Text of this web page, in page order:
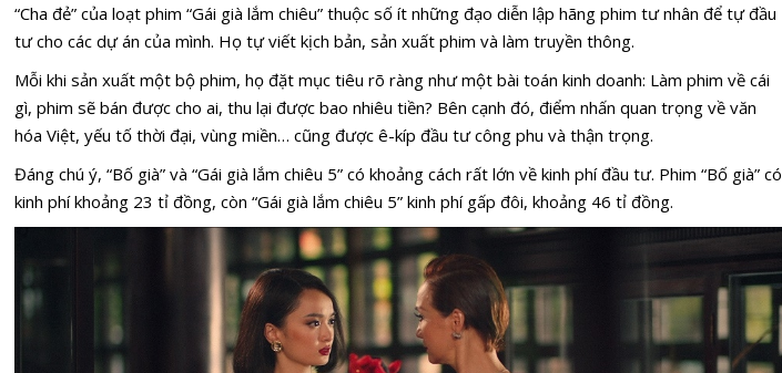
“Cha đẻ” của loạt phim “Gái già lắm chiêu” thuộc số ít những đạo diễn lập hãng phim tư nhân để tự đầu
tư cho các dự án của mình. Họ tự viết kịch bản, sản xuất phim và làm truyền thông.
Mỗi khi sản xuất một bộ phim, họ đặt mục tiêu rõ ràng như một bài toán kinh doanh: Làm phim về cái
gì, phim sẽ bán được cho ai, thu lại được bao nhiêu tiền? Bên cạnh đó, điểm nhấn quan trọng về văn
hóa Việt, yếu tố thời đại, vùng miền… cũng được ê-kíp đầu tư công phu và thận trọng.
Đáng chú ý, “Bố già” và “Gái già lắm chiêu 5” có khoảng cách rất lớn về kinh phí đầu tư. Phim “Bố già” có
kinh phí khoảng 23 tỉ đồng, còn “Gái già lắm chiêu 5” kinh phí gấp đôi, khoảng 46 tỉ đồng.